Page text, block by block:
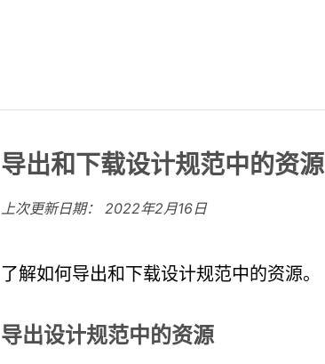
导出和下载设计规范中的资源
上次更新日期： 2022年2月16日
了解如何导出和下载设计规范中的资源。
导出设计规范中的资源